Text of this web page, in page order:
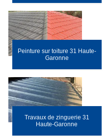
Peinture sur toiture 31 Haute-
Garonne
Travaux de zinguerie 31
Haute-Garonne